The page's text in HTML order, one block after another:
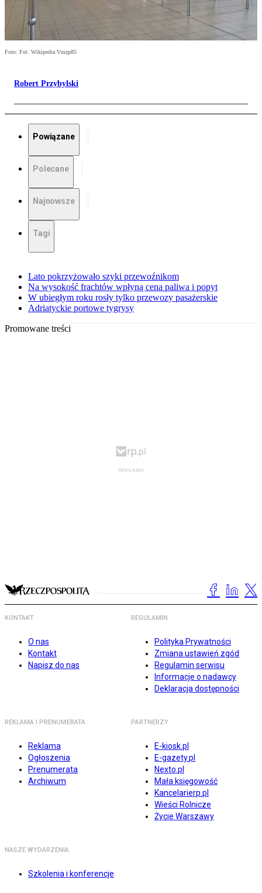
Foto: Fot. Wikipedia Vmzp85
Robert Przybylski
Powiązane
Polecane
Najnowsze
Tagi
Lato pokrzyżowało szyki przewoźnikom
Na wysokość frachtów wpłyną cena paliwa i popyt
W ubiegłym roku rosły tylko przewozy pasażerskie
Adriatyckie portowe tygrysy
Promowane treści
KONTAKT
O nas
Kontakt
Napisz do nas
REGULAMIN
Polityka Prywatności
Zmiana ustawień zgód
Regulamin serwisu
Informacje o nadawcy
Deklaracja dostępności
REKLAMA I PRENUMERATA
Reklama
Ogłoszenia
Prenumerata
Archiwum
PARTNERZY
E-kiosk.pl
E-gazety.pl
Nexto.pl
Mała księgowość
Kancelarierp.pl
Wieści Rolnicze
Życie Warszawy
NASZE WYDARZENIA
Szkolenia i konferencje